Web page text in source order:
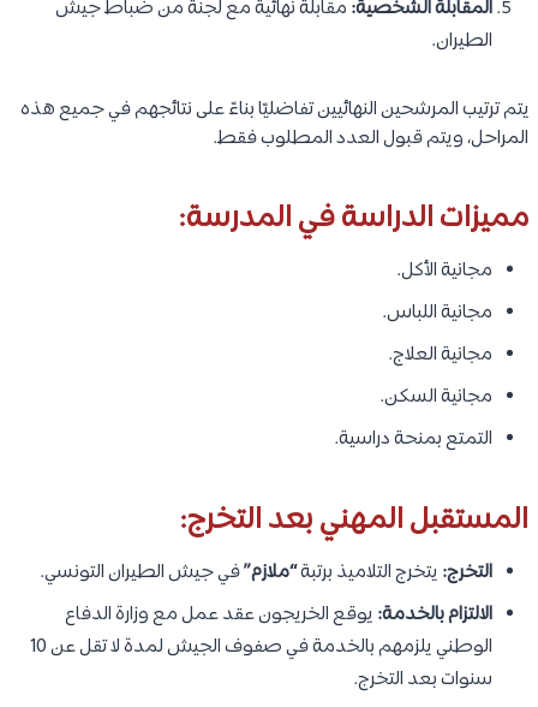
المقابلة الشخصية: مقابلة نهائية مع لجنة من ضباط جيش
الطيران.
يتم ترتيب المرشحين النهائيين تفاضليًا بناءً على نتائجهم في جميع هذه
المراحل، ويتم قبول العدد المطلوب فقط.
مميزات الدراسة في المدرسة:
مجانية الأكل.
مجانية اللباس.
مجانية العلاج.
مجانية السكن.
التمتع بمنحة دراسية.
المستقبل المهني بعد التخرج:
التخرج: يتخرج التلاميذ برتبة“ملازم”في جيش الطيران التونسي.
الالتزام بالخدمة: يوقع الخريجون عقد عمل مع وزارة الدفاع
الوطني يلزمهم بالخدمة في صفوف الجيش لمدة لا تقل عن 10
سنوات بعد التخرج.